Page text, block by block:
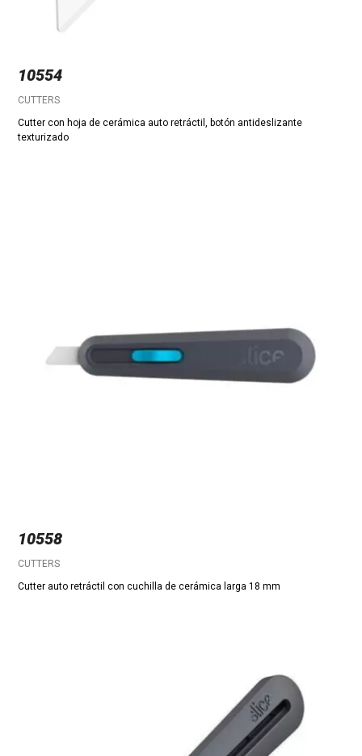
10554
CUTTERS
Cutter con hoja de cerámica auto retráctil, botón antideslizante
texturizado
10558
CUTTERS
Cutter auto retráctil con cuchilla de cerámica larga 18 mm